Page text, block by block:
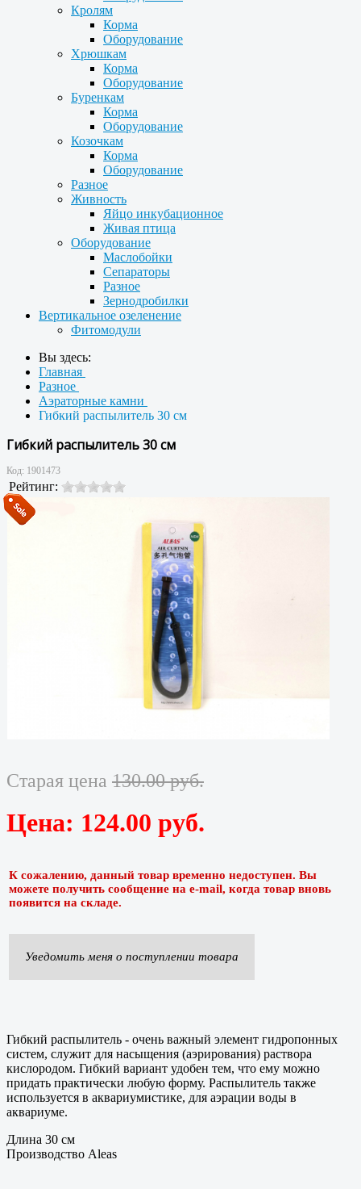
Кролям
Корма
Оборудование
Хрюшкам
Корма
Оборудование
Буренкам
Корма
Оборудование
Козочкам
Корма
Оборудование
Разное
Живность
Яйцо инкубационное
Живая птица
Оборудование
Маслобойки
Сепараторы
Разное
Зернодробилки
Вертикальное озеленение
Фитомодули
Вы здесь:
Главная
Разное
Аэраторные камни
Гибкий распылитель 30 см
Гибкий распылитель 30 см
Код: 1901473
Рейтинг:
Старая цена 130.00 руб.
Цена: 124.00 руб.
К сожалению, данный товар временно недоступен. Вы
можете получить сообщение на e-mail, когда товар вновь
появится на складе.
Уведомить меня о поступлении товара
Гибкий распылитель - очень важный элемент гидропонных
систем, служит для насыщения (аэрирования) раствора
кислородом. Гибкий вариант удобен тем, что ему можно
придать практически любую форму. Распылитель также
используется в аквариумистике, для аэрации воды в
аквариуме.
Длина 30 см
Производство Aleas